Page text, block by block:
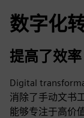
数字化
提高了效率
Digital
消除了手动文书
能够专注于高价